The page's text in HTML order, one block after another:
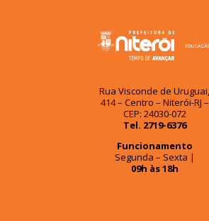
Rua Visconde de Uruguai,
414 – Centro – Niterói-RJ –
CEP: 24030-072
Tel. 2719-6376
Funcionamento
Segunda – Sexta |
09h às 18h